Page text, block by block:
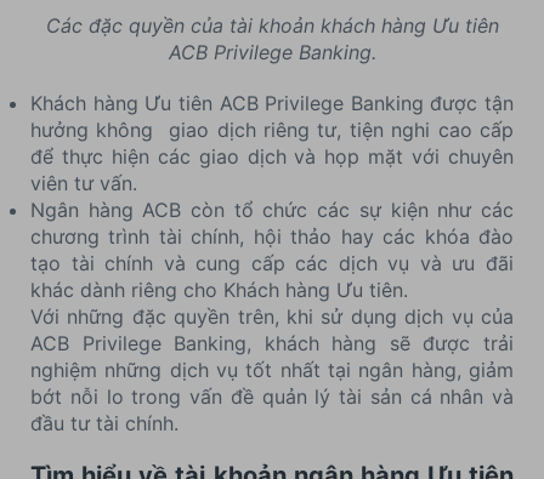
Các đặc quyền của tài khoản khách hàng Ưu tiên
ACB Privilege Banking.
Khách hàng Ưu tiên ACB Privilege Banking được tận
hưởng không giao dịch riêng tư, tiện nghi cao cấp
để thực hiện các giao dịch và họp mặt với chuyên
viên tư vấn.
Ngân hàng ACB còn tổ chức các sự kiện như các
chương trình tài chính, hội thảo hay các khóa đào
tạo tài chính và cung cấp các dịch vụ và ưu đãi
khác dành riêng cho Khách hàng Ưu tiên.
Với những đặc quyền trên, khi sử dụng dịch vụ của
ACB Privilege Banking, khách hàng sẽ được trải
nghiệm những dịch vụ tốt nhất tại ngân hàng, giảm
bớt nỗi lo trong vấn đề quản lý tài sản cá nhân và
đầu tư tài chính.